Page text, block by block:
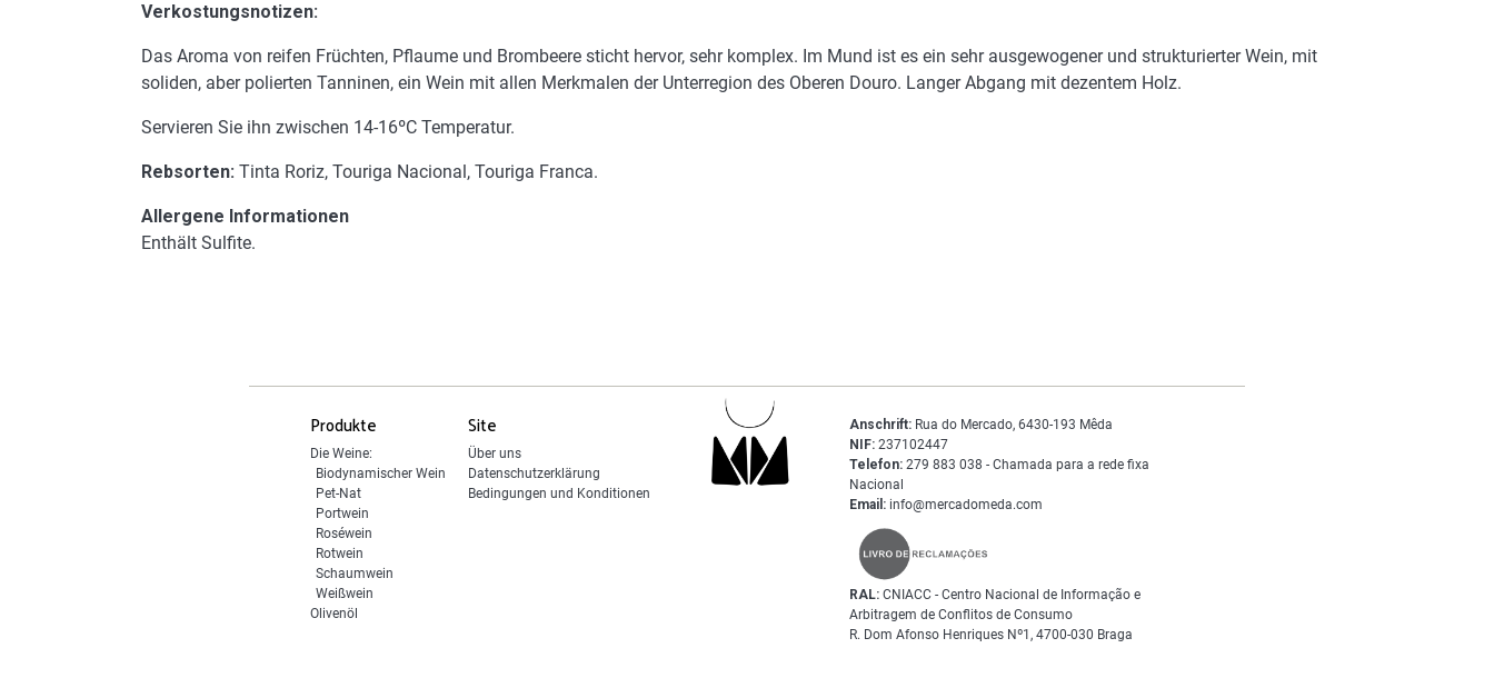
Verkostungsnotizen:
Das Aroma von reifen Früchten, Pflaume und Brombeere sticht hervor, sehr komplex. Im Mund ist es ein sehr ausgewogener und strukturierter Wein, mit
soliden, aber polierten Tanninen, ein Wein mit allen Merkmalen der Unterregion des Oberen Douro. Langer Abgang mit dezentem Holz.
Servieren Sie ihn zwischen 14-16ºC Temperatur.
Rebsorten: Tinta Roriz, Touriga Nacional, Touriga Franca.
Allergene Informationen
Enthält Sulfite.
Produkte
Die Weine:
Biodynamischer Wein
Pet-Nat
Portwein
Roséwein
Rotwein
Schaumwein
Weißwein
Olivenöl
Site
Über uns
Datenschutzerklärung
Bedingungen und Konditionen
Anschrift:Rua do Mercado, 6430-193 Mêda
NIF:237102447
Telefon:279 883 038 - Chamada para a rede fixa
Nacional
Email:info@mercadomeda.com
RAL:CNIACC - Centro Nacional de Informação e
Arbitragem de Conflitos de Consumo
R. Dom Afonso Henriques Nº1, 4700-030 Braga